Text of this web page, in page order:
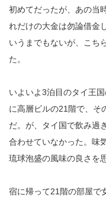
初めてだったが、あの当
れだけの大金は勿論借金
いうまでもないが、こち
た。
いよいよ3泊目のタイ王
に高層ビルの21階で、そ
だ。が、タイ国で飲み過
合わせていなかった。味
琉球泡盛の風味の良さを
宿に帰って21階の部屋で